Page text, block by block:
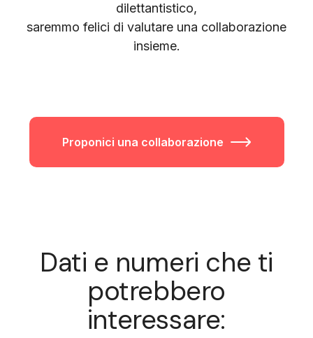
dilettantistico,
saremmo felici di valutare una collaborazione
insieme.
Proponici una collaborazione
Dati e numeri che ti
potrebbero
interessare: